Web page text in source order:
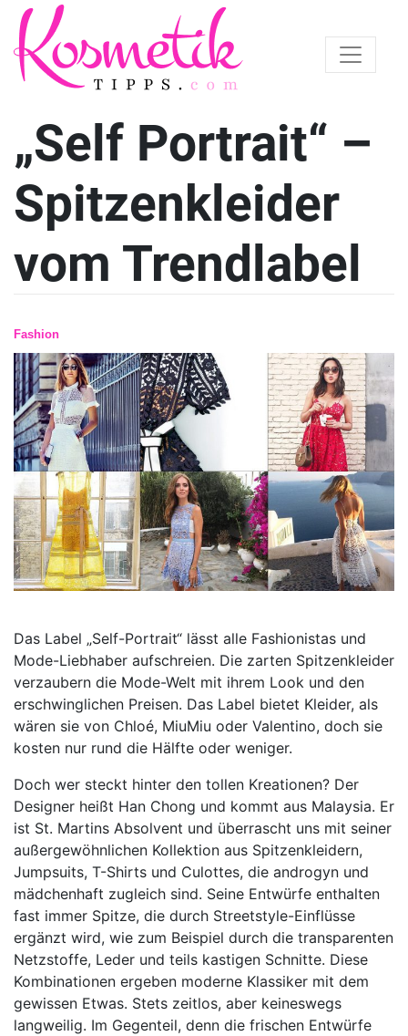
„Self Portrait“ –
Spitzenkleider
vom Trendlabel
Fashion
Das Label „Self-Portrait“ lässt alle Fashionistas und
Mode-Liebhaber aufschreien. Die zarten Spitzenkleider
verzaubern die Mode-Welt mit ihrem Look und den
erschwinglichen Preisen. Das Label bietet Kleider, als
wären sie von Chloé, MiuMiu oder Valentino, doch sie
kosten nur rund die Hälfte oder weniger.
Doch wer steckt hinter den tollen Kreationen? Der
Designer heißt Han Chong und kommt aus Malaysia. Er
ist St. Martins Absolvent und überrascht uns mit seiner
außergewöhnlichen Kollektion aus Spitzenkleidern,
Jumpsuits, T-Shirts und Culottes, die androgyn und
mädchenhaft zugleich sind. Seine Entwürfe enthalten
fast immer Spitze, die durch Streetstyle-Einflüsse
ergänzt wird, wie zum Beispiel durch die transparenten
Netzstoffe, Leder und teils kastigen Schnitte. Diese
Kombinationen ergeben moderne Klassiker mit dem
gewissen Etwas. Stets zeitlos, aber keineswegs
langweilig. Im Gegenteil, denn die frischen Entwürfe